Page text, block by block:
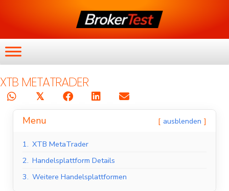
XTB METATRADER
𝕏
Menu ausblenden
1. XTB MetaTrader
2. Handelsplattform Details
3. Weitere Handelsplattformen